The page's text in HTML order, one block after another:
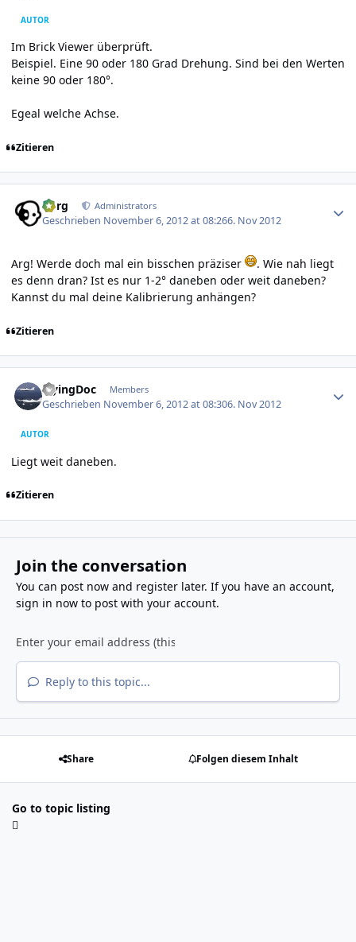
AUTOR
Im Brick Viewer überprüft.
Beispiel. Eine 90 oder 180 Grad Drehung. Sind bei den Werten
keine 90 oder 180°.
Egeal welche Achse.
Zitieren
borg Administrators
Geschrieben November 6, 2012 at 08:266. Nov 2012
Arg! Werde doch mal ein bisschen präziser
. Wie nah liegt
es denn dran? Ist es nur 1-2° daneben oder weit daneben?
Kannst du mal deine Kalibrierung anhängen?
Zitieren
FlyingDoc Members
Geschrieben November 6, 2012 at 08:306. Nov 2012
AUTOR
Liegt weit daneben.
Zitieren
Join the conversation
You can post now and register later. If you have an account,
sign in nowto post with your account.
Reply to this topic...
Share Folgen diesem Inhalt
Go to topic listing